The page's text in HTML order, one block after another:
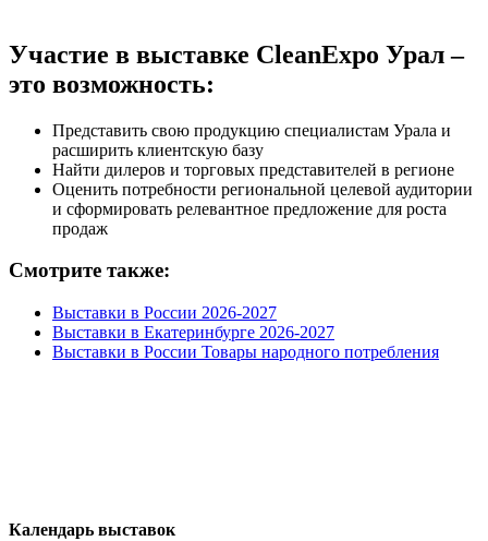
Участие в выставке CleanExpo Урал –
это возможность:
Представить свою продукцию специалистам Урала и
расширить клиентскую базу
Найти дилеров и торговых представителей в регионе
Оценить потребности региональной целевой аудитории
и сформировать релевантное предложение для роста
продаж
Смотрите также:
Выставки в России 2026-2027
Выставки в Екатеринбурге 2026-2027
Выставки в России Товары народного потребления
Календарь выставок